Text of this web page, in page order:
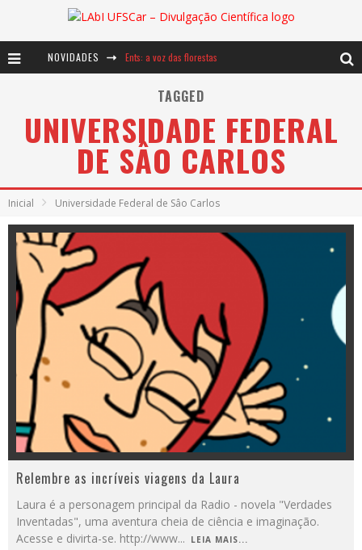
NOVIDADES Notáveis: Bertha Lutz
TAGGED
UNIVERSIDADE FEDERAL
DE SÂO CARLOS
Inicial Universidade Federal de Sâo Carlos
Relembre as incríveis viagens da Laura
Laura é a personagem principal da Radio - novela "Verdades
Inventadas", uma aventura cheia de ciência e imaginação.
Acesse e divirta-se. http://www... LEIA MAIS...